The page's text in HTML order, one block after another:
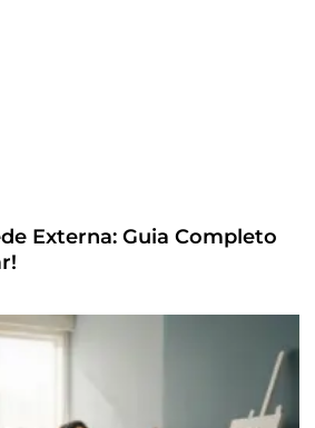
Externa: Guia Completo